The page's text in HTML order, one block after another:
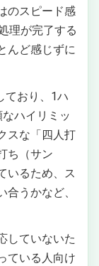
のスピード感
理が完了する
んど感じずに
ており、1ハ
ハイリミッ
スな「四人打
ち（サン
いるため、ス
うかなど、
していないた
ている人向け